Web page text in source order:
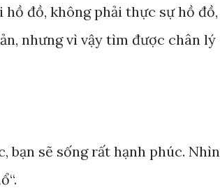
đồ, không phải thực sự hồ đồ,
nhưng vì vậy tìm được chân lý
bạn sẽ sống rất hạnh phúc. Nhìn